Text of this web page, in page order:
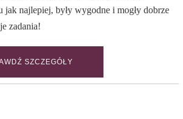
jak najlepiej, były wygodne i mogły dobrze
zadania!
SZCZEGÓŁY